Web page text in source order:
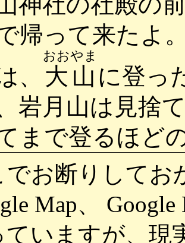
帰って来たよ
、
大山
おおやま
に登っ
岩月山は見捨
まで登るほど
でお断りしてお
Map、
ていますが、現